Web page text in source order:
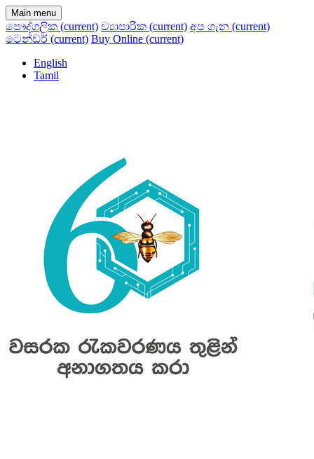
Main menu
පෞද්ගලික (current) ව්‍යාපාරික (current) අප ගැන (current)
ටෙන්ඩර් (current) Buy Online (current)
English
Tamil